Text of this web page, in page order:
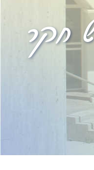
חקר